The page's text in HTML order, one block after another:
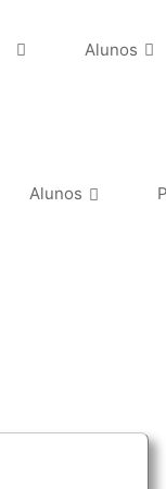
Alunos
Alunos